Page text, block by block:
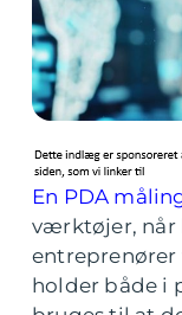
En PDA
værktøjer, når
holder både i